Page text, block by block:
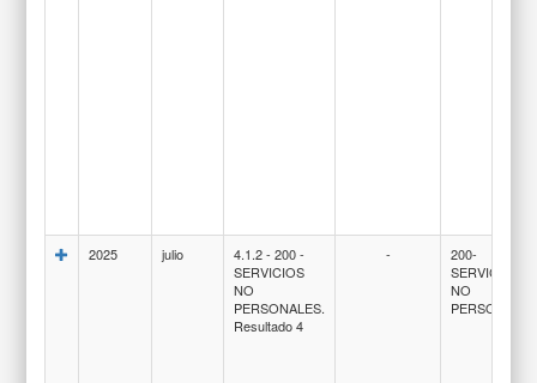
2025 julio
4.1.2 - 200 -
SERVICIOS
NO
PERSONALES.
Resultado 4
-
200-
SERVICIOS
NO